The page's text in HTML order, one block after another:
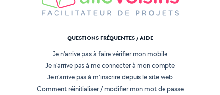
QUESTIONS FRÉQUENTES / AIDE
Je n'arrive pas à faire vérifier mon mobile
Je n'arrive pas à me connecter à mon compte
Je n'arrive pas à m'inscrire depuis le site web
Comment réinitialiser / modifier mon mot de passe